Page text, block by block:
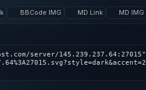
BBCode IMG MD Link MD IMG
server/